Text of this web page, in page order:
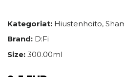
Kategoriat: Hiustenhoito,
Brand: D:Fi
Size: 300.00ml